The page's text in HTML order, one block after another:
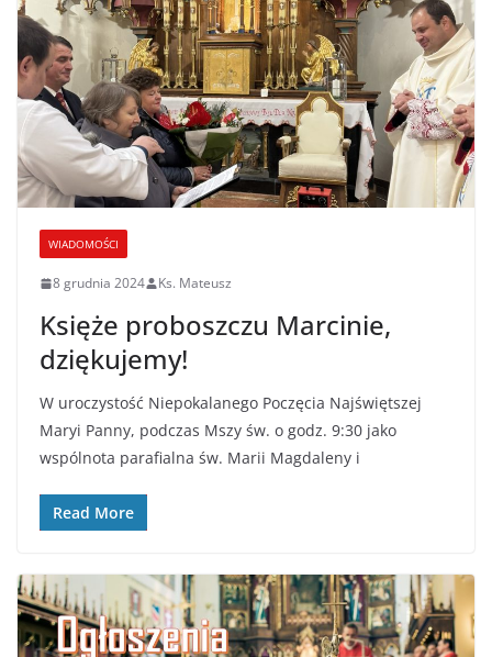
WIADOMOŚCI
8 grudnia 2024 Ks. Mateusz
Księże proboszczu Marcinie,
dziękujemy!
W uroczystość Niepokalanego Poczęcia Najświętszej
Maryi Panny, podczas Mszy św. o godz. 9:30 jako
wspólnota parafialna św. Marii Magdaleny i
Read More